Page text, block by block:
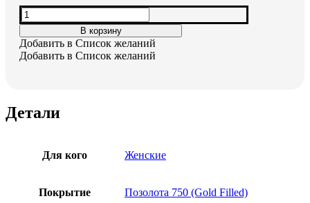
составляла
3,200₽.
1,600₽.
Количество
товара
Женский
позолоченный
браслет
В корзину
Добавить в Список желаний
Добавить в Список желаний
Детали
Для кого Женские
Покрытие Позолота 750 (Gold Filled)